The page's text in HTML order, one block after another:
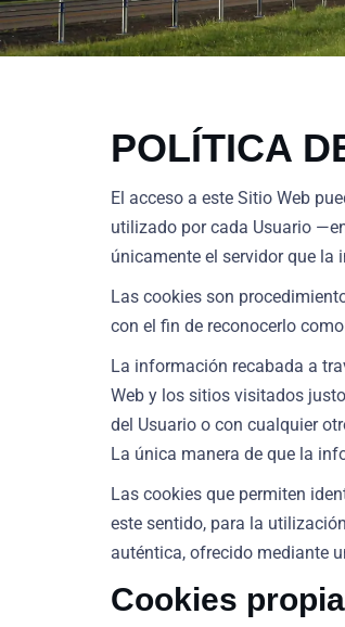
POLÍTICA
El acceso a este Sitio Web
utilizado por cada Usuario
únicamente el servidor que
Las cookies son
con el fin de reconocerlo
La información recabada a
Web y los sitios visitados
del Usuario o con cualquier
La única manera de que la
Las cookies que permiten
este sentido, para la
auténtica, ofrecido mediante
Cookies